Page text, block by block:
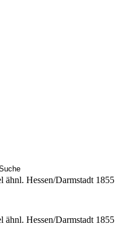
ähnl. Hessen/Darmstadt 1855
ähnl. Hessen/Darmstadt 1855